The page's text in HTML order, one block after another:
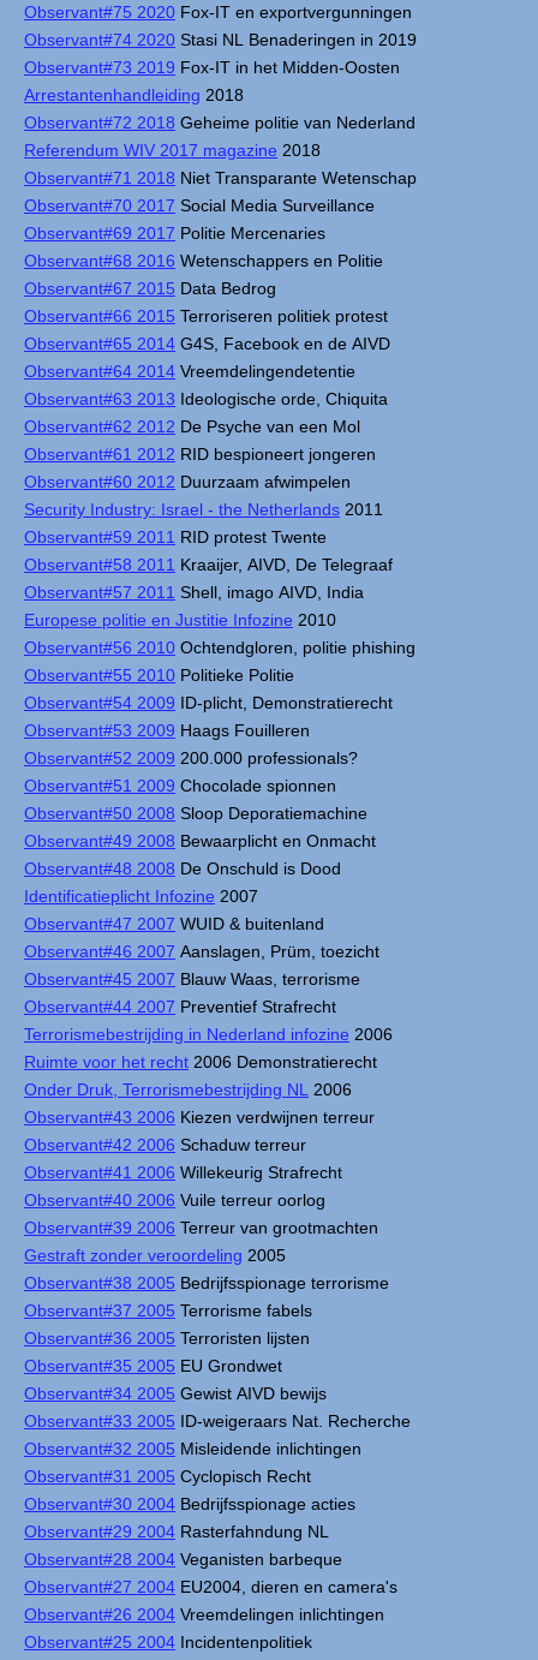
Observant#75 2020 Fox-IT en exportvergunningen
Observant#74 2020 Stasi NL Benaderingen in 2019
Observant#73 2019 Fox-IT in het Midden-Oosten
Arrestantenhandleiding 2018
Observant#72 2018 Geheime politie van Nederland
Referendum WIV 2017 magazine 2018
Observant#71 2018 Niet Transparante Wetenschap
Observant#70 2017 Social Media Surveillance
Observant#69 2017 Politie Mercenaries
Observant#68 2016 Wetenschappers en Politie
Observant#67 2015 Data Bedrog
Observant#66 2015 Terroriseren politiek protest
Observant#65 2014 G4S, Facebook en de AIVD
Observant#64 2014 Vreemdelingendetentie
Observant#63 2013 Ideologische orde, Chiquita
Observant#62 2012 De Psyche van een Mol
Observant#61 2012 RID bespioneert jongeren
Observant#60 2012 Duurzaam afwimpelen
Security Industry: Israel - the Netherlands 2011
Observant#59 2011 RID protest Twente
Observant#58 2011 Kraaijer, AIVD, De Telegraaf
Observant#57 2011 Shell, imago AIVD, India
Europese politie en Justitie Infozine 2010
Observant#56 2010 Ochtendgloren, politie phishing
Observant#55 2010 Politieke Politie
Observant#54 2009 ID-plicht, Demonstratierecht
Observant#53 2009 Haags Fouilleren
Observant#52 2009 200.000 professionals?
Observant#51 2009 Chocolade spionnen
Observant#50 2008 Sloop Deporatiemachine
Observant#49 2008 Bewaarplicht en Onmacht
Observant#48 2008 De Onschuld is Dood
Identificatieplicht Infozine 2007
Observant#47 2007 WUID & buitenland
Observant#46 2007 Aanslagen, Prüm, toezicht
Observant#45 2007 Blauw Waas, terrorisme
Observant#44 2007 Preventief Strafrecht
Terrorismebestrijding in Nederland infozine 2006
Ruimte voor het recht 2006 Demonstratierecht
Onder Druk, Terrorismebestrijding NL
2006
Observant#43 2006 Kiezen verdwijnen terreur
Observant#42 2006 Schaduw terreur
Observant#41 2006 Willekeurig Strafrecht
Observant#40 2006 Vuile terreur oorlog
Observant#39 2006 Terreur van grootmachten
Gestraft zonder veroordeling 2005
Observant#38 2005 Bedrijfsspionage terrorisme
Observant#37 2005 Terrorisme fabels
Observant#36 2005 Terroristen lijsten
Observant#35 2005 EU Grondwet
Observant#34 2005 Gewist AIVD bewijs
Observant#33 2005 ID-weigeraars Nat. Recherche
Observant#32 2005 Misleidende inlichtingen
Observant#31 2005 Cyclopisch Recht
Observant#30 2004 Bedrijfsspionage acties
Observant#29 2004 Rasterfahndung NL
Observant#28 2004 Veganisten barbeque
Observant#27 2004 EU2004, dieren en camera's
Observant#26 2004 Vreemdelingen inlichtingen
Observant#25 2004 Incidentenpolitiek